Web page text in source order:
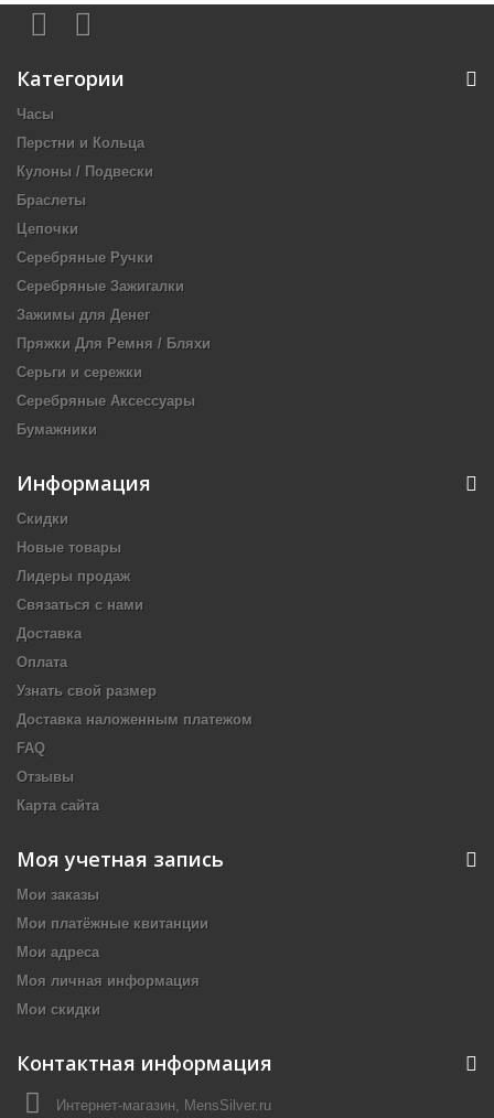
Категории
Часы
Перстни и Кольца
Кулоны / Подвески
Браслеты
Цепочки
Серебряные Ручки
Серебряные Зажигалки
Зажимы для Денег
Пряжки Для Ремня / Бляхи
Серьги и сережки
Серебряные Аксессуары
Бумажники
Информация
Скидки
Новые товары
Лидеры продаж
Связаться с нами
Доставка
Оплата
Узнать свой размер
Доставка наложенным платежом
FAQ
Отзывы
Карта сайта
Моя учетная запись
Мои заказы
Мои платёжные квитанции
Мои адреса
Моя личная информация
Мои скидки
Контактная информация
Интернет-магазин, MensSilver.ru